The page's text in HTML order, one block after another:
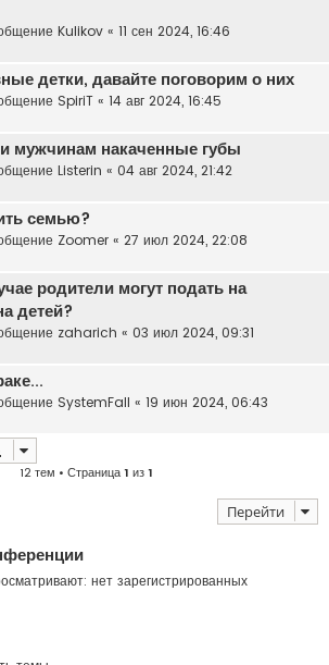
Kulikov « 11 сен 2024, 16:46
детки, давайте поговорим о них
SpiriT « 14 авг 2024, 16:45
мужчинам накаченные губы
Listerin « 04 авг 2024, 21:42
семью?
Zoomer « 27 июл 2024, 22:08
родители могут подать на
детей?
zaharich « 03 июл 2024, 09:31
SystemFall « 19 июн 2024, 06:43
12 тем • Страница1 из1
Перейти
нет зарегистрированных